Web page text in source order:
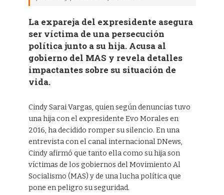
La expareja del expresidente asegura
ser víctima de una persecución
política junto a su hija. Acusa al
gobierno del MAS y revela detalles
impactantes sobre su situación de
vida.
Cindy Sarai Vargas, quien según denuncias tuvo
una hija con el expresidente Evo Morales en
2016, ha decidido romper su silencio. En una
entrevista con el canal internacional DNews,
Cindy afirmó que tanto ella como su hija son
víctimas de los gobiernos del Movimiento Al
Socialismo (MAS) y de una lucha política que
pone en peligro su seguridad.